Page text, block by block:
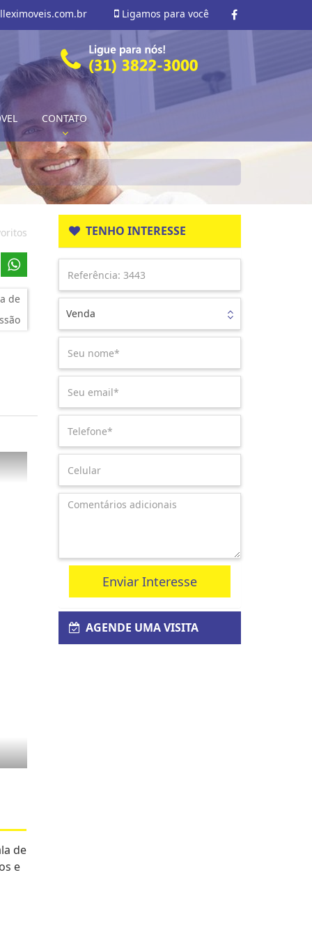
Ligamos para você
CONTATO
de
de
e
TENHO INTERESSE
Venda
Enviar Interesse
AGENDE UMA VISITA